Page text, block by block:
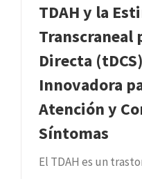
TDAH y la
Transcraneal
Directa
Innovadora
Atención y
Síntomas
El TDAH es un